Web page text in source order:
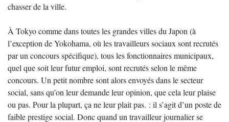
chasser de la ville.
À Tokyo comme dans toutes les grandes villes du Japon (à
l’exception de Yokohama, où les travailleurs sociaux sont recrutés
par un concours spécifique), tous les fonctionnaires municipaux,
quel que soit leur futur emploi, sont recrutés selon le même
concours. Un petit nombre sont alors envoyés dans le secteur
social, sans qu’on leur demande leur opinion, que cela leur plaise
ou pas. Pour la plupart, ça ne leur plait pas. : il s’agit d’un poste de
faible prestige social. Donc quand un travailleur journalier se